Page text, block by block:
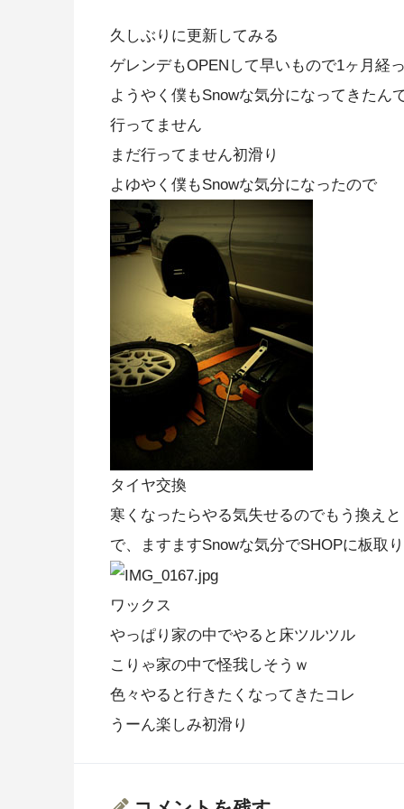
久しぶりに更新してみる
ゲレンデもOPENして早いもので1ヶ月経
ようやく僕もSnowな気分になってきたんで
行ってません
まだ行ってません初滑り
よゆやく僕もSnowな気分になったので
タイヤ交換
寒くなったらやる気失せるのでもう換えと
で、ますますSnowな気分でSHOPに板取
ワックス
やっぱり家の中でやると床ツルツル
こりゃ家の中で怪我しそうｗ
色々やると行きたくなってきたコレ
うーん楽しみ初滑り